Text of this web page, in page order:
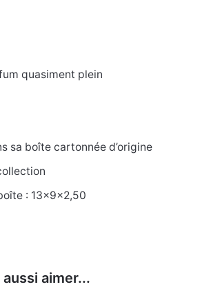
quasiment plein
sa boîte cartonnée d’origine
: 13x9x2,50
aimer...